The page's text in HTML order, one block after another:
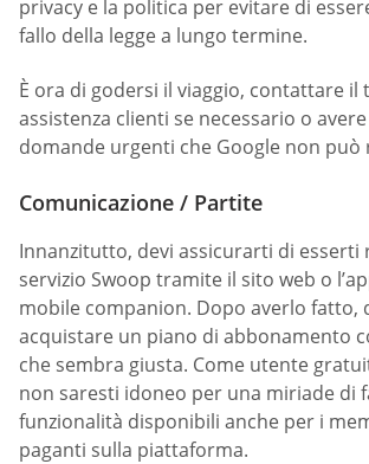
privacy e la politica per evitare di
fallo della legge a lungo termine.
È ora di godersi il viaggio, contattare il
assistenza clienti se necessario o
domande urgenti che Google non può
Comunicazione / Partite
Innanzitutto, devi assicurarti di esserti
servizio Swoop tramite il sito web o
mobile companion. Dopo averlo fatto,
acquistare un piano di abbonamento
che sembra giusta. Come utente
non saresti idoneo per una miriade di
funzionalità disponibili anche per i
paganti sulla piattaforma.